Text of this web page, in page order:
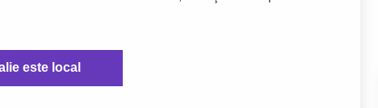
este local